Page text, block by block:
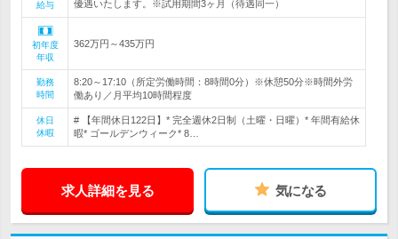
給与
優遇いたします。※試用期間3ヶ月（待遇同一）
初年度
年収
362万円～435万円
勤務
時間
8:20～17:10（所定労働時間：8時間0分）※休憩50分※時間外労
働あり／月平均10時間程度
休日
休暇
# 【年間休日122日】* 完全週休2日制（土曜・日曜）* 年間有給休
暇* ゴールデンウィーク* 8…
求人詳細を見る 気になる